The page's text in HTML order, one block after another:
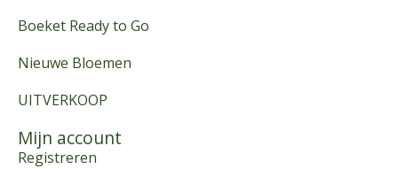
Boeket Ready to Go
Nieuwe Bloemen
UITVERKOOP
Mijn account
Registreren